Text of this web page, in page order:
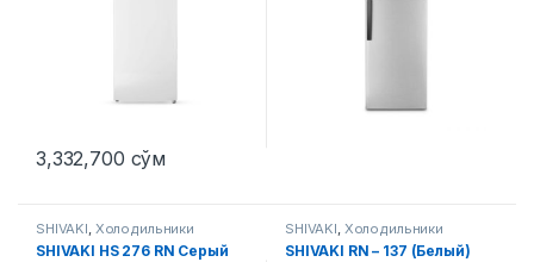
3,332,700 сўм
SHIVAKI, Холодильники
SHIVAKI HS 276 RN Серый
SHIVAKI, Холодильники
SHIVAKI RN – 137 (Белый)